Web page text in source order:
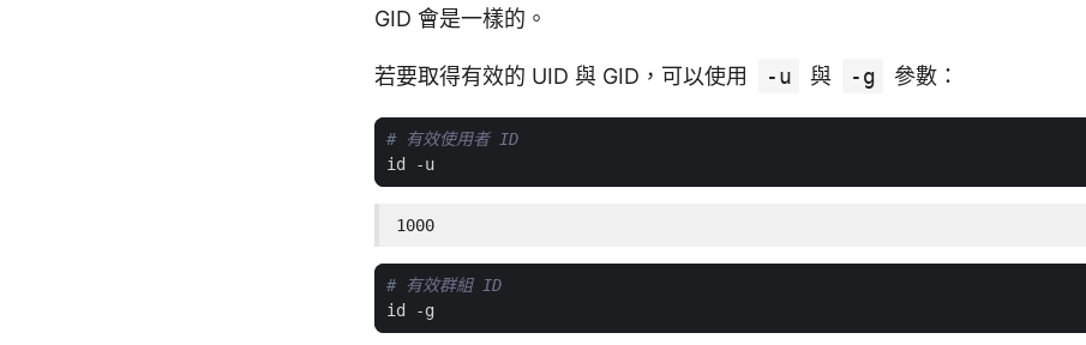
GID 會是一樣的。
若要取得有效的 UID 與 GID，可以使用 -u 與 -g 參數：
# 有效使用者 ID
1000
# 有效群組 ID